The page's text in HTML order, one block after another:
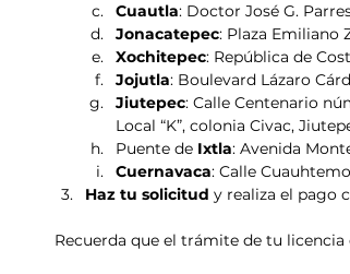
Cuautla: Doctor José G.
Jonacatepec: Plaza Emiliano
Xochitepec: República de
Jojutla: Boulevard Lázaro
Jiutepec: Calle Centenario
Local “K”, colonia Civac,
Puente de Ixtla: Avenida
Cuernavaca: Calle
Haz tu solicitud y realiza el pago
Recuerda que el trámite de tu